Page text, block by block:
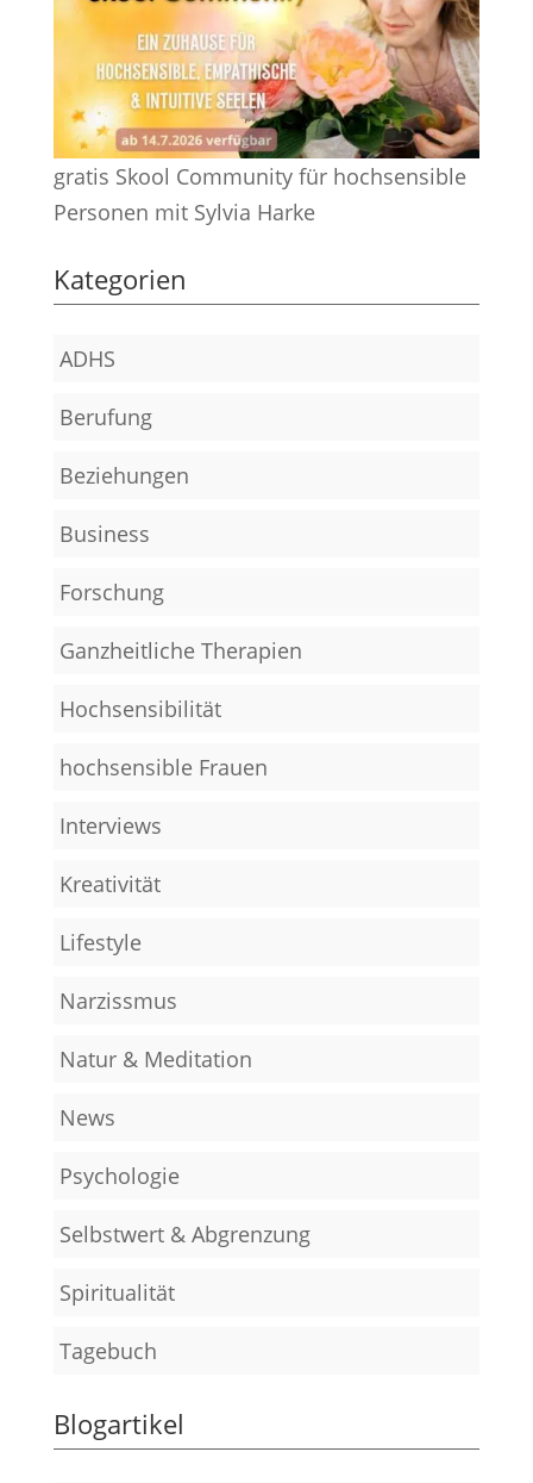
gratis Skool Community für hochsensible
Personen mit Sylvia Harke
Kategorien
ADHS
Berufung
Beziehungen
Business
Forschung
Ganzheitliche Therapien
Hochsensibilität
hochsensible Frauen
Interviews
Kreativität
Lifestyle
Narzissmus
Natur & Meditation
News
Psychologie
Selbstwert & Abgrenzung
Spiritualität
Tagebuch
Blogartikel